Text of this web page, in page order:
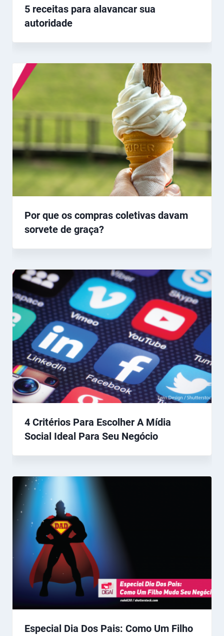
5 receitas para alavancar sua
autoridade
Por que os compras coletivas davam
sorvete de graça?
4 Critérios Para Escolher A Mídia
Social Ideal Para Seu Negócio
Especial Dia Dos Pais: Como Um Filho